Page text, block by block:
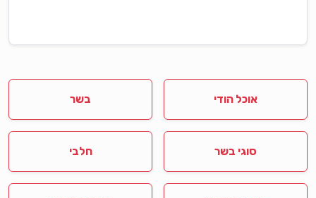
אוכל הודי בשר
סוגי בשר חלבי